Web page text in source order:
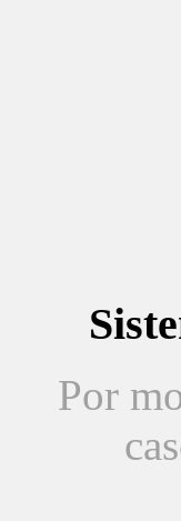
Por